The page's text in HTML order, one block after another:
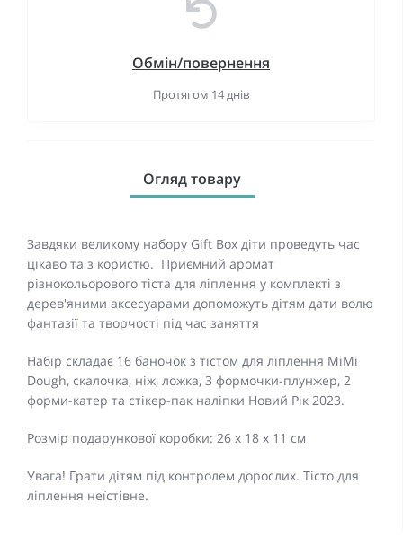
Обмін/повернення
Протягом 14 днів
Огляд товару
Завдяки великому набору Gift Box діти проведуть час
цікаво та з користю. Приємний аромат
різнокольорового тіста для ліплення у комплекті з
дерев'яними аксесуарами допоможуть дітям дати волю
фантазії та творчості під час заняття
Набір складає 16 баночок з тістом для ліплення MiMi
Dough, скалочка, ніж, ложка, 3 формочки-плунжер, 2
форми-катер та стікер-пак наліпки Новий Рік 2023.
Розмір подарункової коробки: 26 х 18 х 11 см
Увага! Грати дітям під контролем дорослих. Тісто для
ліплення неїстівне.